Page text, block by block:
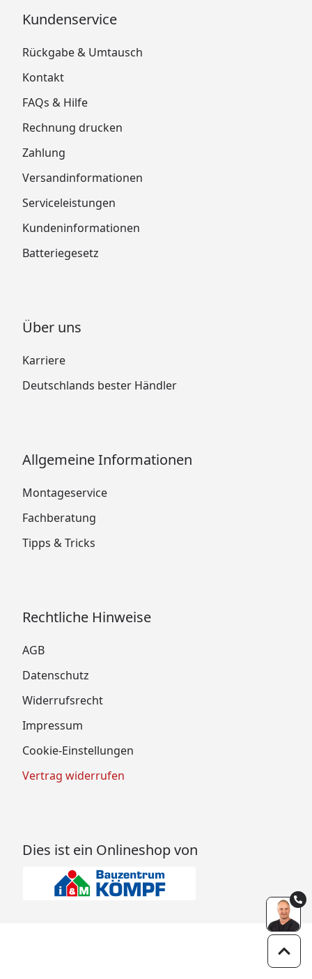
Kundenservice
Rückgabe & Umtausch
Kontakt
FAQs & Hilfe
Rechnung drucken
Zahlung
Versandinformationen
Serviceleistungen
Kundeninformationen
Batteriegesetz
Über uns
Karriere
Deutschlands bester Händler
Allgemeine Informationen
Montageservice
Fachberatung
Tipps & Tricks
Rechtliche Hinweise
AGB
Datenschutz
Widerrufsrecht
Impressum
Cookie-Einstellungen
Vertrag widerrufen
Dies ist ein Onlineshop von